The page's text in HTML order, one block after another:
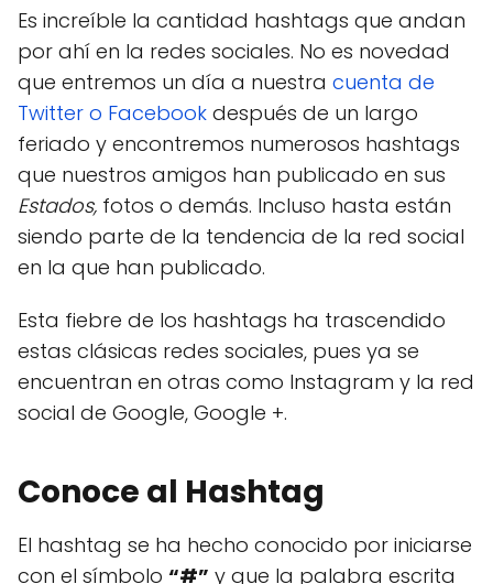
Es increíble la cantidad hashtags que andan
por ahí en la redes sociales. No es novedad
que entremos un día a nuestra cuenta de
Twitter o Facebook después de un largo
feriado y encontremos numerosos hashtags
que nuestros amigos han publicado en sus
Estados, fotos o demás. Incluso hasta están
siendo parte de la tendencia de la red social
en la que han publicado.
Esta fiebre de los hashtags ha trascendido
estas clásicas redes sociales, pues ya se
encuentran en otras como Instagram y la red
social de Google, Google +.
Conoce al Hashtag
El hashtag se ha hecho conocido por iniciarse
con el símbolo “#” y que la palabra escrita